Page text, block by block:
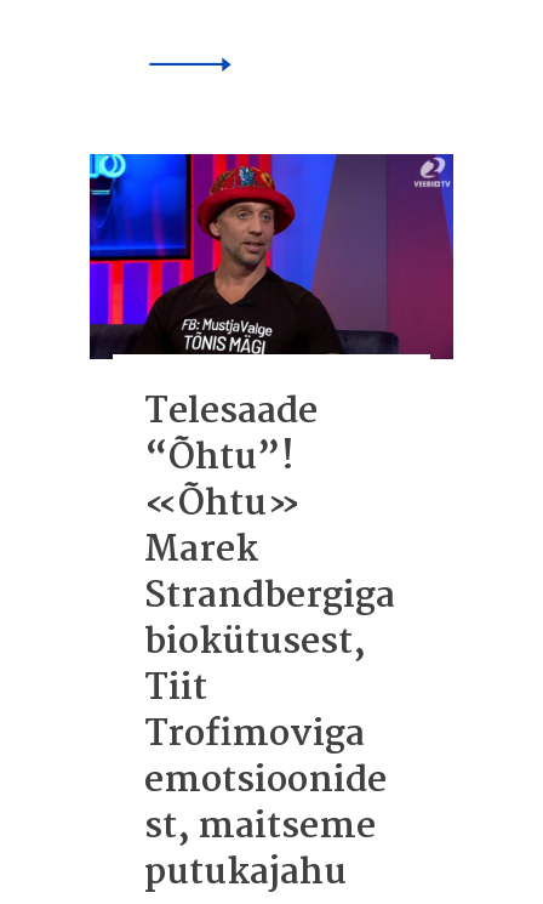
Telesaade
“Õhtu”!
«Õhtu»
Marek
Strandbergiga
biokütusest,
Tiit
Trofimoviga
emotsioonide
st, maitseme
putukajahu